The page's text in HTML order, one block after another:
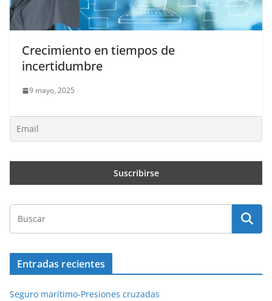
Crecimiento en tiempos de
incertidumbre
9 mayo, 2025
Entradas recientes
Seguro marítimo-Presiones cruzadas